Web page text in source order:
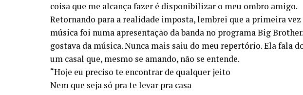
coisa que me alcança fazer é disponibilizar o meu ombro amigo.
Retornando para a realidade imposta, lembrei que a primeira vez
música foi numa apresentação da banda no programa Big
gostava da música. Nunca mais saiu do meu repertório. Ela fala
um casal que, mesmo se amando, não se entende.
“Hoje eu preciso te encontrar de qualquer jeito
Nem que seja só pra te levar pra casa